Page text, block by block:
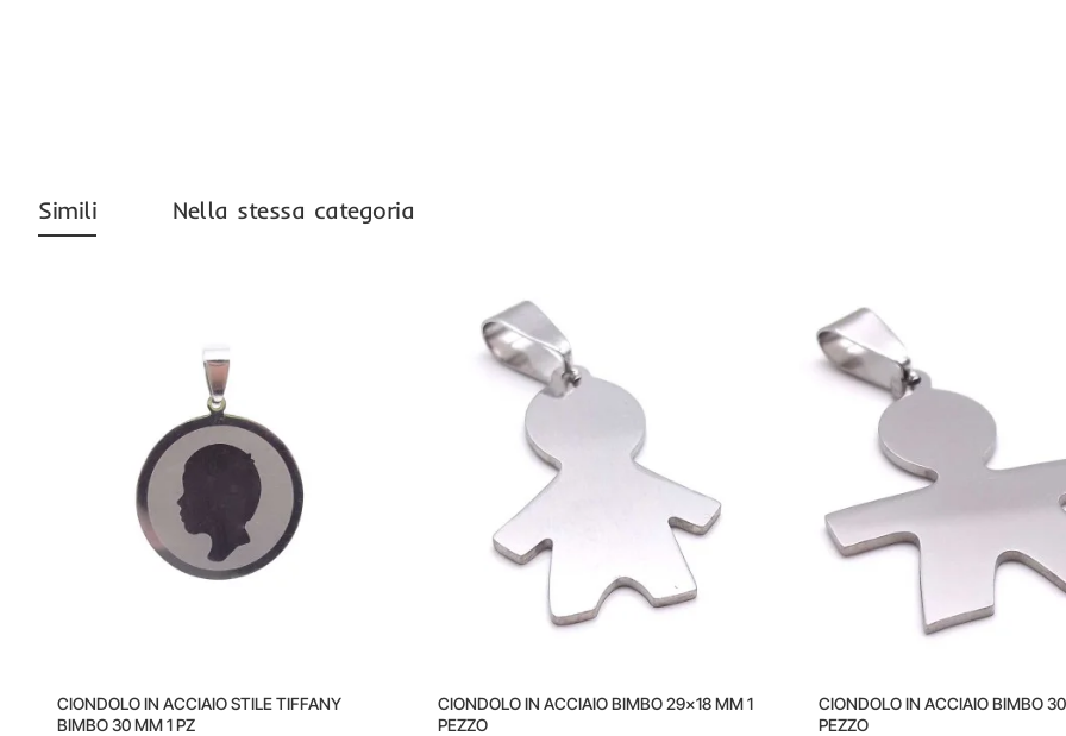
Simili Nella stessa categoria
CIONDOLO IN ACCIAIO STILE TIFFANY
BIMBO 30 MM 1 PZ
CIONDOLO IN ACCIAIO BIMBO 29x18 MM 1
PEZZO
CIONDOLO IN ACCIAIO BIMBO
PEZZO